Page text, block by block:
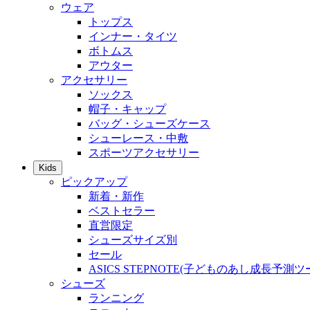
ウェア
トップス
インナー・タイツ
ボトムス
アウター
アクセサリー
ソックス
帽子・キャップ
バッグ・シューズケース
シューレース・中敷
スポーツアクセサリー
Kids
ピックアップ
新着・新作
ベストセラー
直営限定
シューズサイズ別
セール
ASICS STEPNOTE(子どものあし成長予測ツ
シューズ
ランニング